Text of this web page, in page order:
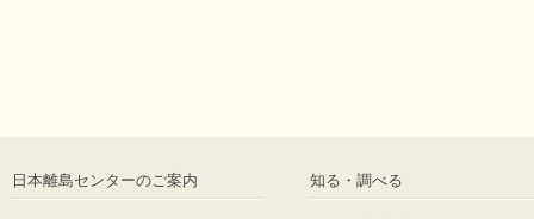
日本離島センターのご案内 知る・調べる